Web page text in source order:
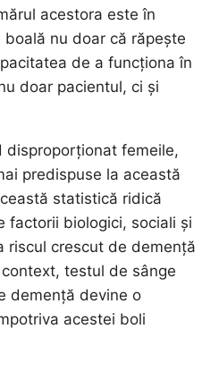
acestora este în
nu doar că răpește
de a funcționa în
doar pacientul, ci și
disproporționat femeile,
predispuse la această
statistică ridică
factorii biologici, sociali și
riscul crescut de demență
testul de sânge
demență devine o
acestei boli